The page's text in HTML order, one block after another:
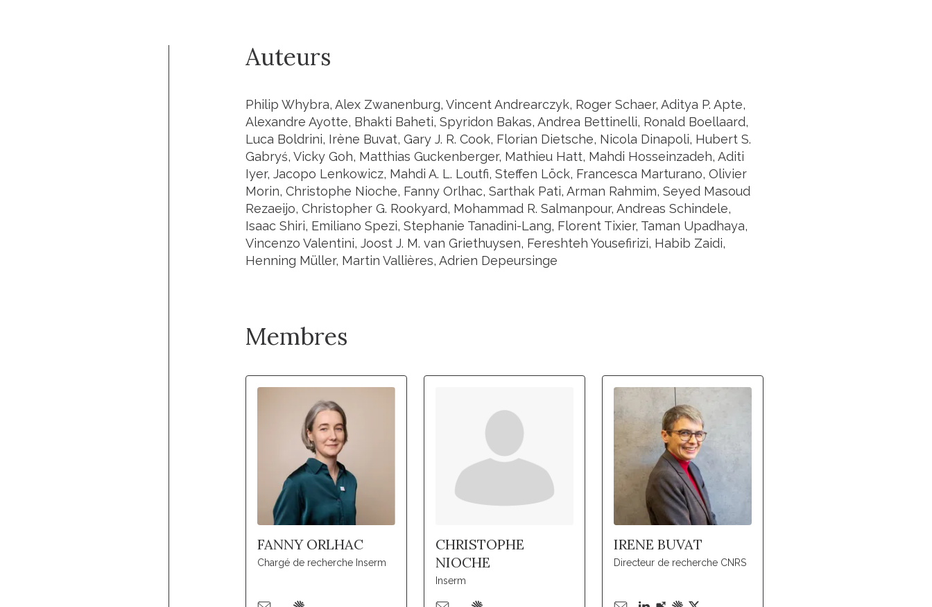
Auteurs
Philip Whybra, Alex Zwanenburg, Vincent Andrearczyk, Roger Schaer, Aditya P. Apte,
Alexandre Ayotte, Bhakti Baheti, Spyridon Bakas, Andrea Bettinelli, Ronald Boellaard,
Luca Boldrini, Irène Buvat, Gary J. R. Cook, Florian Dietsche, Nicola Dinapoli, Hubert S.
Gabryś, Vicky Goh, Matthias Guckenberger, Mathieu Hatt, Mahdi Hosseinzadeh, Aditi
Iyer, Jacopo Lenkowicz, Mahdi A. L. Loutfi, Steffen Löck, Francesca Marturano, Olivier
Morin, Christophe Nioche, Fanny Orlhac, Sarthak Pati, Arman Rahmim, Seyed Masoud
Rezaeijo, Christopher G. Rookyard, Mohammad R. Salmanpour, Andreas Schindele,
Isaac Shiri, Emiliano Spezi, Stephanie Tanadini-Lang, Florent Tixier, Taman Upadhaya,
Vincenzo Valentini, Joost J. M. van Griethuysen, Fereshteh Yousefirizi, Habib Zaidi,
Henning Müller, Martin Vallières, Adrien Depeursinge
Membres
FANNY ORLHAC
Chargé de recherche Inserm
CHRISTOPHE
NIOCHE
Inserm
IRENE BUVAT
Directeur de recherche CNRS